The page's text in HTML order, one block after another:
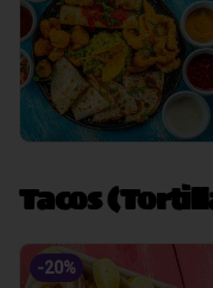
Tacos
-20%